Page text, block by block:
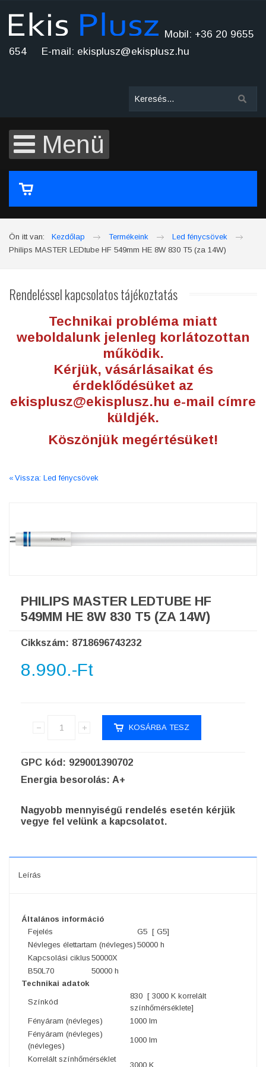
Mobil: +36 20 9655
654 E-mail: ekisplusz@ekisplusz.hu
Menü
A kosár üres
Ön itt van:
Kezdőlap Termékeink
Led fénycsövek
Philips MASTER LEDtube HF 549mm HE 8W 830 T5 (za 14W)
Rendelésselkapcsolatos tájékoztatás
Technikai probléma miatt
weboldalunk jelenleg korlátozottan
működik.
Kérjük, vásárlásaikat és
érdeklődésüket az
ekisplusz@ekisplusz.hu e-mail címre
küldjék.
Köszönjük megértésüket!
Vissza: Led fénycsövek
PHILIPS MASTER LEDTUBE HF
549MM HE 8W 830 T5 (ZA 14W)
Cikkszám: 8718696743232
8.990.-Ft
GPC kód: 929001390702
Energia besorolás: A+
Nagyobb mennyiségű rendelés esetén kérjük
vegye fel velünk a kapcsolatot.
Leírás
Általános információ
Fejelés
G5 [ G5]
Névleges élettartam (névleges) 50000 h
Kapcsolási ciklus 50000X
B50L70
50000 h
Technikai adatok
Színkód
830 [ 3000 K korrelált
színhőmérséklete]
Fényáram (névleges)
1000 lm
Fényáram (névleges)
(névleges)
1000 lm
Korrelált színhőmérséklet
3000 K